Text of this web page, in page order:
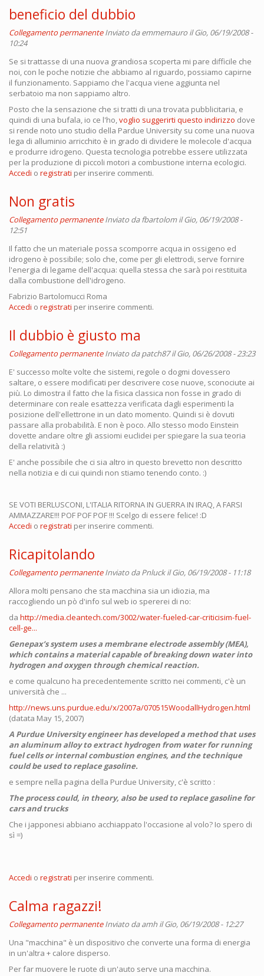
beneficio del dubbio
Collegamento permanente Inviato daemmemauro il Gio, 06/19/2008 -
10:24
Se si trattasse di una nuova grandiosa scoperta mi pare difficile che
noi, con le poche notizie che abbiamo al riguardo, possiamo capirne
il funzionamento. Sappiamo che l'acqua viene aggiunta nel
serbatoio ma non sappiamo altro.
Posto che la sensazione che si tratti di una trovata pubblicitaria, e
quindi di una bufala, io ce l'ho,voglio suggerirti questo indirizzo dove
si rende noto uno studio della Pardue University su come una nuova
lega di alluminio arricchito è in grado di dividere le molecole d'acqua
e produrre idrogeno. Questa tecnologia potrebbe essere utilizzata
per la produzione di piccoli motori a combustione interna ecologici.
Accedi o registrati per inserire commenti.
Non gratis
Collegamento permanente Inviato dafbartolomil Gio, 06/19/2008 -
12:51
Il fatto che un materiale possa scomporre acqua in ossigeno ed
idrogeno è possibile; solo che, come per gli elettrodi, serve fornire
l'energia di legame dell'acqua: quella stessa che sarà poi restituita
dalla combustione dell'idrogeno.
Fabrizio Bartolomucci Roma
Accedi o registrati per inserire commenti.
Il dubbio è giusto ma
Collegamento permanente Inviato dapatch87il Gio, 06/26/2008 - 23:23
E' successo molte volte che sistemi, regole o dogmi dovessero
saltare, o essere modificati per descrivere cose nuove, sconociute ai
più. Lo dimostra il fatto che la fisica classica non fosse in grado di
determinare con reale esattezza verificata dagli esperimenti la
posizione dell'ellettrone in un dato momento. Quindi si è dovuti
passare alla probabilità. E non è poco. Allo stesso modo Einstein
dovette andare oltre gli assiomi euclidei per spiegare la sua teoria
della relatività :)
E' anche possibile che ci sia altro in questo brevetto non descritto
nella notizia e di cui quindi non stiamo tenendo conto. :)
SE VOTI BERLUSCONI, L'ITALIA RITORNA IN GUERRA IN IRAQ, A FARSI
AMMAZZARE!!! POF POF POF !!! Scelgo di essere felice! :D
Accedi o registrati per inserire commenti.
Ricapitolando
Collegamento permanente Inviato daPnluckil Gio, 06/19/2008 - 11:18
Allora molti pensano che sta macchina sia un idiozia, ma
raccogliendo un pò d'info sul web io spererei di no:
da http://media.cleantech.com/3002/water-fueled-car-criticisim-fuel-
cell-ge...
Genepax’s system uses a membrane electrode assembly (MEA),
which contains a material capable of breaking down water into
hydrogen and oxygen through chemical reaction.
e come qualcuno ha precedentemente scritto nei commenti, c'è un
università che ...
http://news.uns.purdue.edu/x/2007a/070515WoodallHydrogen.html
(datata May 15, 2007)
A Purdue University engineer has developed a method that uses
an aluminum alloy to extract hydrogen from water for running
fuel cells or internal combustion engines, and the technique
could be used to replace gasoline.
e sempre nella pagina della Purdue University, c'è scritto :
The process could, in theory, also be used to replace gasoline for
cars and trucks
Che i japponesi abbiano acchiappato l'occasione al volo? Io spero di
sì =)
Accedi o registrati per inserire commenti.
Calma ragazzi!
Collegamento permanente Inviato daamh il Gio, 06/19/2008 - 12:27
Una "macchina" è un dispositivo che converte una forma di energia
in un'altra + calore disperso.
Per far muovere le ruote di un'auto serve una macchina.